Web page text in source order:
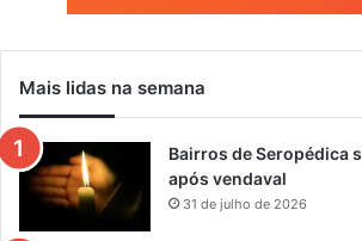
Mais lidas na semana
Bairros de Seropédica
após vendaval
31 de julho de 2026